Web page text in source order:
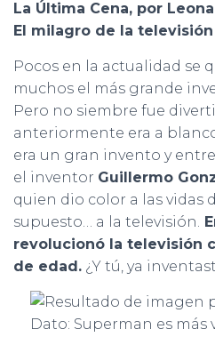
La Última Cena, por
El milagro de la
Pocos en la actualidad se
muchos el más grande
Pero no siembre fue
anteriormente era a
era un gran invento y
el inventor Guillermo
quien dio color a las vidas
supuesto… a la televisión.
revolucionó la televisión
de edad. ¿Y tú, ya
Dato: Superman es más